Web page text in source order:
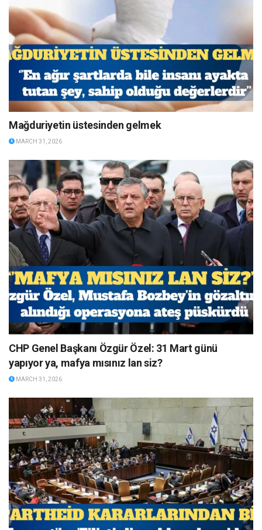
Mağduriyetin üstesinden gelmek
MARCH 31, 2026
CHP Genel Başkanı Özgür Özel: 31 Mart günü
yapıyor ya, mafya mısınız lan siz?
MARCH 31, 2026